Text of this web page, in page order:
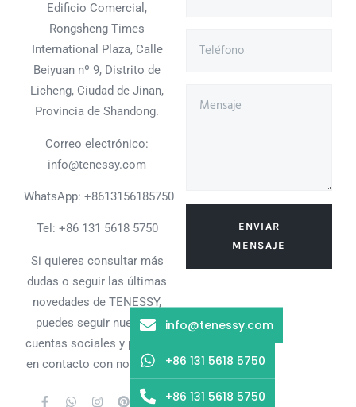
Edificio Comercial,
Rongsheng Times
International Plaza, Calle
Beiyuan nº 9, Distrito de
Licheng, Ciudad de Jinan,
Provincia de Shandong.
Correo electrónico:
info@tenessy.com
WhatsApp: +8613156185750
Tel: +86 131 5618 5750
Si quieres consultar más
dudas o seguir las últimas
novedades de TENESSY,
puedes seguir nuestras
cuentas sociales y ponerte
en contacto con nosotros.
ENVIAR
MENSAJE
info@tenessy.com
+86 131 5618 5750
+86 131 5618 5750